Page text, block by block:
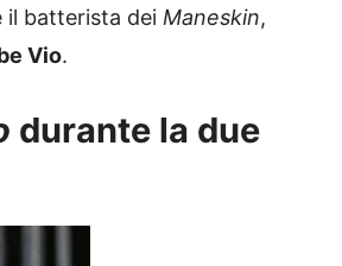
il batterista dei Maneskin,
Vio.
durante la due